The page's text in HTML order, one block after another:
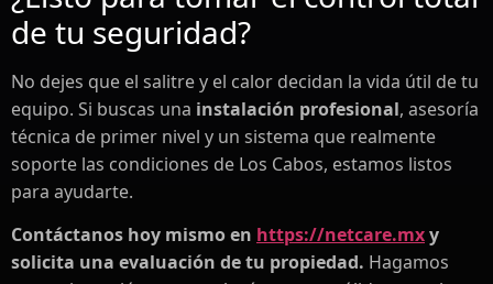
de tu seguridad?
No dejes que el salitre y el calor decidan la vida útil de tu
equipo. Si buscas una instalación profesional, asesoría
técnica de primer nivel y un sistema que realmente
soporte las condiciones de Los Cabos, estamos listos
para ayudarte.
Contáctanos hoy mismo en https://netcare.mxy
solicita una evaluación de tu propiedad. Hagamos